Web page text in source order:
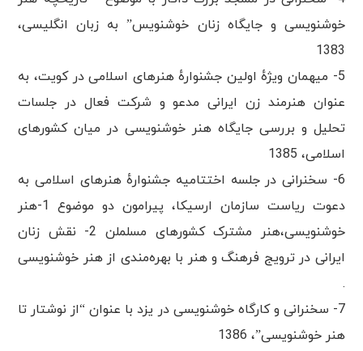
خوشنویسی و جایگاه زنان خوشنویس” به زبان انگلیسی،
1383
5- میهمان ویژهٔ اولین جشنوارهٔ هنرهای اسلامی در کویت، به
عنوان هنرمند زن ایرانی مدعو و شرکت فعال در جلسات
تحلیل و بررسی جایگاه هنر خوشنویسی در میان کشورهای
اسلامی، 1385
6- سخنرانی در جلسه اختتامیه جشنوارهٔ هنرهای اسلامی به
دعوت ریاست سازمان ارسیکا، پیرامون دو موضوع 1-هنر
خوشنویسی،هنر مشترک کشور‌های مسلملن 2- نقش زنان
ایرانی در ترویج فرهنگ و هنر با بهره‌مندی از هنر خوشنویسی
.
7- سخنرانی و کارگاه خوشنویسی در یزد با عنوان “از نوشتار تا
هنر خوشنویسی”، 1386